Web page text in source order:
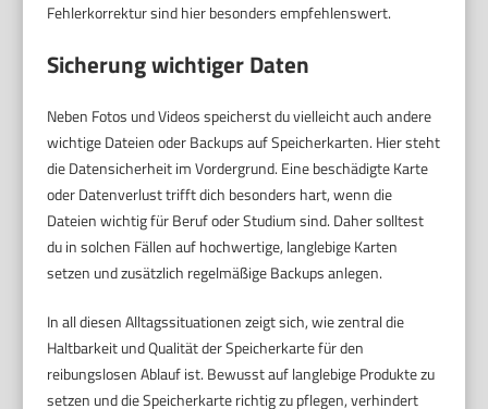
Fehlerkorrektur sind hier besonders empfehlenswert.
Sicherung wichtiger Daten
Neben Fotos und Videos speicherst du vielleicht auch andere
wichtige Dateien oder Backups auf Speicherkarten. Hier steht
die Datensicherheit im Vordergrund. Eine beschädigte Karte
oder Datenverlust trifft dich besonders hart, wenn die
Dateien wichtig für Beruf oder Studium sind. Daher solltest
du in solchen Fällen auf hochwertige, langlebige Karten
setzen und zusätzlich regelmäßige Backups anlegen.
In all diesen Alltagssituationen zeigt sich, wie zentral die
Haltbarkeit und Qualität der Speicherkarte für den
reibungslosen Ablauf ist. Bewusst auf langlebige Produkte zu
setzen und die Speicherkarte richtig zu pflegen, verhindert